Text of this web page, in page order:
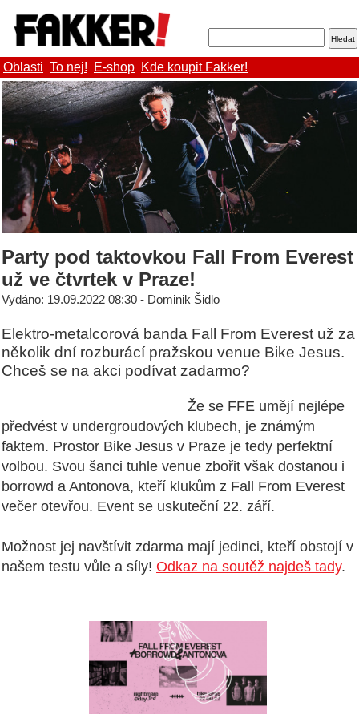
Oblasti To nej! E-shop Kde koupit Fakker!
Party pod taktovkou Fall From Everest
už ve čtvrtek v Praze!
Vydáno: 19.09.2022 08:30 - Dominik Šidlo
Elektro-metalcorová banda Fall From Everest už za
několik dní rozburácí pražskou venue Bike Jesus.
Chceš se na akci podívat zadarmo?
Že se FFE umějí nejlépe
předvést v undergroudových klubech, je známým
faktem. Prostor Bike Jesus v Praze je tedy perfektní
volbou. Svou šanci tuhle venue zbořit však dostanou i
borrowd a Antonova, kteří klukům z Fall From Everest
večer otevřou. Event se uskuteční 22. září.
Možnost jej navštívit zdarma mají jedinci, kteří obstojí v
našem testu vůle a síly! Odkaz na soutěž najdeš tady.